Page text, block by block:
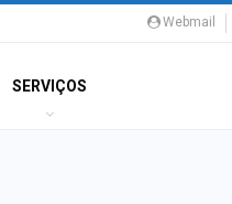
Webmail
SERVIÇOS